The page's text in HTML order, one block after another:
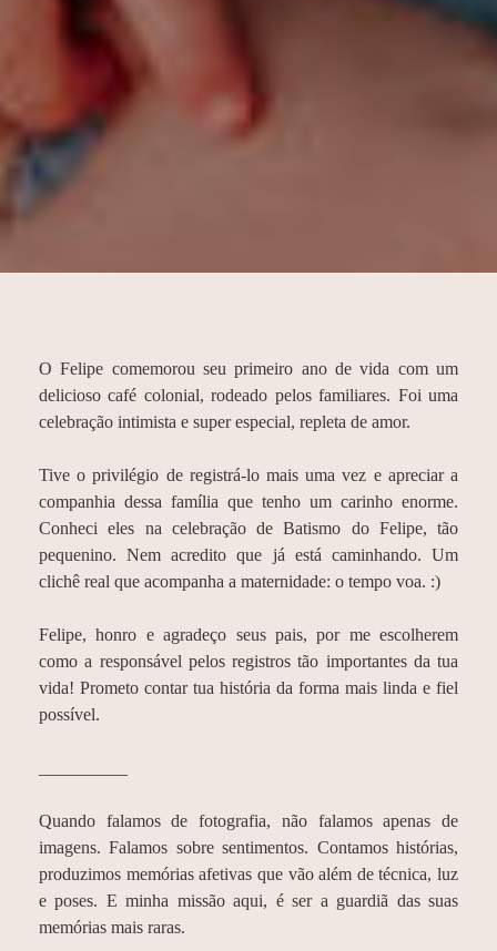
O Felipe comemorou seu primeiro ano de vida com um
delicioso café colonial, rodeado pelos familiares. Foi uma
celebração intimista e super especial, repleta de amor.
Tive o privilégio de registrá-lo mais uma vez e apreciar a
companhia dessa família que tenho um carinho enorme.
Conheci eles na celebração de Batismo do Felipe, tão
pequenino. Nem acredito que já está caminhando. Um
clichê real que acompanha a maternidade: o tempo voa. :)
Felipe, honro e agradeço seus pais, por me escolherem
como a responsável pelos registros tão importantes da tua
vida! Prometo contar tua história da forma mais linda e fiel
possível.
Quando falamos de fotografia, não falamos apenas de
imagens. Falamos sobre sentimentos. Contamos histórias,
produzimos memórias afetivas que vão além de técnica, luz
e poses. E minha missão aqui, é ser a guardiã das suas
memórias mais raras.